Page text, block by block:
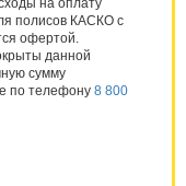
на оплату
полисов КАСКО с
офертой.
данной
сумму
по телефону 8 800